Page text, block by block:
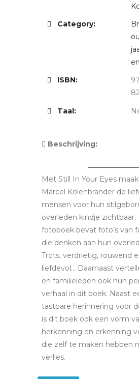
Category:
ISBN:
Taal:
Beschrijving:
Met Still In Your Eyes
Marcel Kolenbrander de
mensen voor hun
overleden kindje zichtbaar.
fotoboek bevat foto’s van
die denken aan hun
Trots, verdrietig, rouwend
liefdevol… Daarnaast
en familieleden ook hun
verhaal in dit boek. Naast
tastbare herinnering voor
is dit boek ook een vorm
herkenning en erkenning
die zelf te maken hebben
verlies.